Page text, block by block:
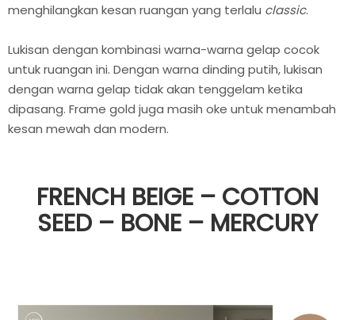
menghilangkan kesan ruangan yang terlalu classic.
Lukisan dengan kombinasi warna-warna gelap cocok
untuk ruangan ini. Dengan warna dinding putih, lukisan
dengan warna gelap tidak akan tenggelam ketika
dipasang. Frame gold juga masih oke untuk menambah
kesan mewah dan modern.
FRENCH BEIGE – COTTON
SEED – BONE – MERCURY